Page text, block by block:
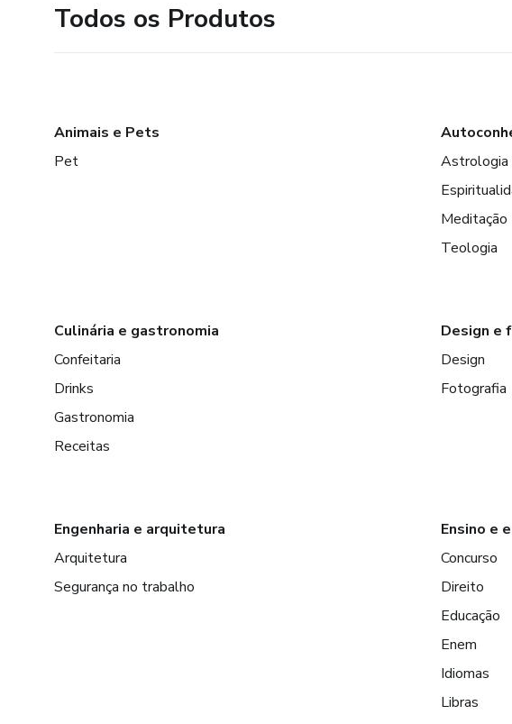
Todos os Produtos
Animais e Pets
Pet
Astrologia
Meditação
Teologia
Culinária e gastronomia
Confeitaria
Drinks
Gastronomia
Receitas
Design e
Design
Fotografia
Engenharia e arquitetura
Arquitetura
Segurança no trabalho
Ensino e
Concurso
Direito
Educação
Enem
Idiomas
Libras